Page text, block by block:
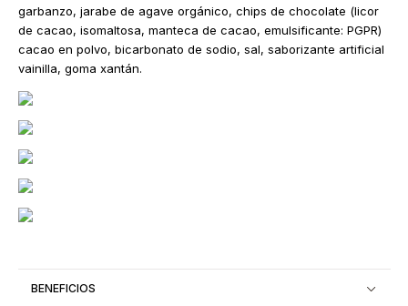
garbanzo, jarabe de agave orgánico, chips de chocolate (licor
de cacao, isomaltosa, manteca de cacao, emulsificante: PGPR)
cacao en polvo, bicarbonato de sodio, sal, saborizante artificial
vainilla, goma xantán.
BENEFICIOS